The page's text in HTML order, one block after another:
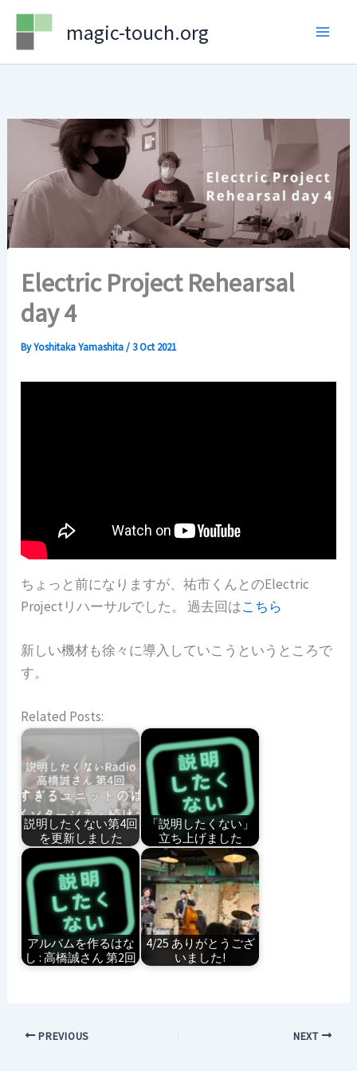
Skip
content
magic-touch.org
Electric Project Rehearsal
day 4
ByYoshitaka Yamashita/ 3 Oct 2021
ちょっと前になりますが、祐市くんとのElectric
Projectリハーサルでした。 過去回はこちら
新しい機材も徐々に導入していこうというところで
す。
Related Posts:
説明したくない第4回
を更新しました
「説明したくない」
立ち上げました
アルバムを作るはな
し : 高橋誠さん 第2回
4/25 ありがとうござ
いました!
PREVIOUS NEXT